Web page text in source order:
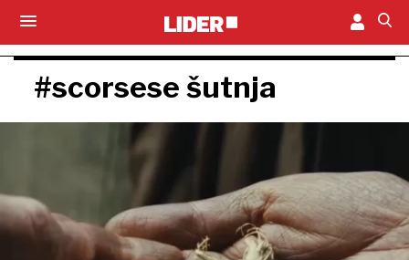
#scorsese šutnja